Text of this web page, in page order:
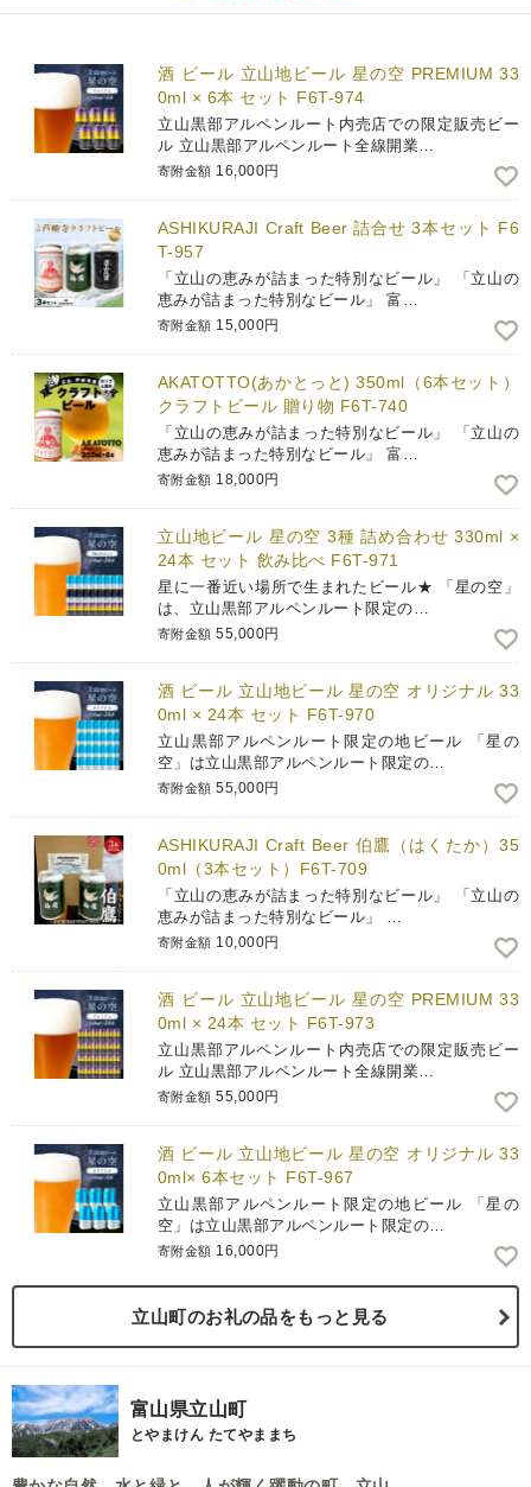
酒 ビール 立山地ビール 星の空 PREMIUM 33
0ml × 6本 セット F6T-974
立山黒部アルペンルート内売店での限定販売ビー
ル 立山黒部アルペンルート全線開業…
寄附金額 16,000円
ASHIKURAJI Craft Beer 詰合せ 3本セット F6
T-957
「立山の恵みが詰まった特別なビール」 「立山の
恵みが詰まった特別なビール」 富…
寄附金額 15,000円
AKATOTTO(あかとっと) 350ml（6本セット）
クラフトビール 贈り物 F6T-740
「立山の恵みが詰まった特別なビール」 「立山の
恵みが詰まった特別なビール」 富…
寄附金額 18,000円
立山地ビール 星の空 3種 詰め合わせ 330ml ×
24本 セット 飲み比べ F6T-971
星に一番近い場所で生まれたビール★ 「星の空」
は、立山黒部アルペンルート限定の…
寄附金額 55,000円
酒 ビール 立山地ビール 星の空 オリジナル 33
0ml × 24本 セット F6T-970
立山黒部アルペンルート限定の地ビール 「星の
空」は立山黒部アルペンルート限定の…
寄附金額 55,000円
ASHIKURAJI Craft Beer 伯鷹（はくたか）35
0ml（3本セット）F6T-709
「立山の恵みが詰まった特別なビール」 「立山の
恵みが詰まった特別なビール」 …
寄附金額 10,000円
酒 ビール 立山地ビール 星の空 PREMIUM 33
0ml × 24本 セット F6T-973
立山黒部アルペンルート内売店での限定販売ビー
ル 立山黒部アルペンルート全線開業…
寄附金額 55,000円
酒 ビール 立山地ビール 星の空 オリジナル 33
0ml× 6本セット F6T-967
立山黒部アルペンルート限定の地ビール 「星の
空」は立山黒部アルペンルート限定の…
寄附金額 16,000円
立山町のお礼の品をもっと見る
富山県立山町
とやまけん たてやままち